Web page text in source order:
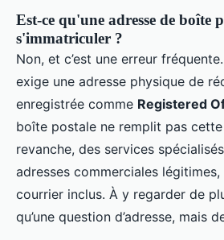
Est-ce qu'une adresse de boîte
s'immatriculer ?
Non, et c’est une erreur
exige une adresse physique de
enregistrée comme Registered
boîte postale ne remplit pas
revanche, des services
adresses commerciales
courrier inclus. À y regarder de
qu’une question d’adresse, mais